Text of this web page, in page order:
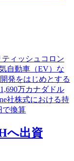
ティッシュコロン
自動車（EV）な
発をはじめとする
万カナダドル
社株式における持
で換算
へ出資